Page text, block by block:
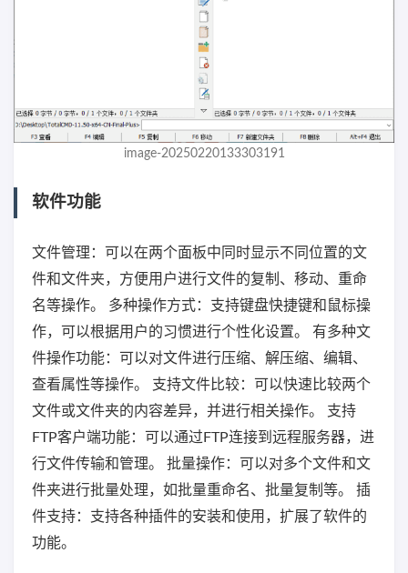
image-20250220133303191
软件功能
文件管理：可以在两个面板中同时显示不同位置的文
件和文件夹，方便用户进行文件的复制、移动、重命
名等操作。 多种操作方式：支持键盘快捷键和鼠标操
作，可以根据用户的习惯进行个性化设置。 有多种文
件操作功能：可以对文件进行压缩、解压缩、编辑、
查看属性等操作。 支持文件比较：可以快速比较两个
文件或文件夹的内容差异，并进行相关操作。 支持
FTP客户端功能：可以通过FTP连接到远程服务器，进
行文件传输和管理。 批量操作：可以对多个文件和文
件夹进行批量处理，如批量重命名、批量复制等。 插
件支持：支持各种插件的安装和使用，扩展了软件的
功能。